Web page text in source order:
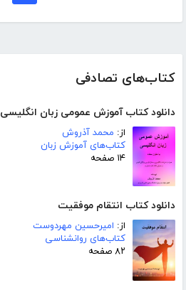
کتاب‌های تصادفی
دانلود کتاب آموزش عمومی زبان انگلیسی
از: محمد آذروش
کتاب‌های آموزش زبان
۱۴ صفحه
دانلود کتاب انتقام موفقیت
از: امیرحسین مهردوست
کتاب‌های روانشناسی
۸۲ صفحه